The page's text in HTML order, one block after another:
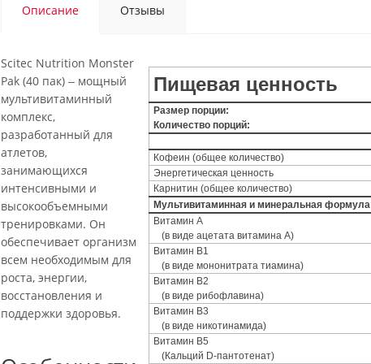
Описание Отзывы
Scitec Nutrition Monster
Pak (40 пак) ‒ мощный
мультивитаминный
комплекс,
разработанный для
атлетов,
занимающихся
интенсивными и
высокообъемными
тренировками. Он
обеспечивает организм
всем необходимым для
роста, энергии,
восстановления и
поддержки здоровья.
Пищевая ценность
Размер порции:
Количество порций:
Кофеин (общее количество)
Энергетическая ценность
Карнитин (общее количество)
Мультивитаминная и минеральная формула
Витамин А
(в виде ацетата витамина A)
Витамин В1
(в виде мононитрата тиамина)
Витамин В2
(в виде рибофлавина)
Витамин В3
(в виде никотинамида)
Витамин В5
(Кальций D-пантотенат)